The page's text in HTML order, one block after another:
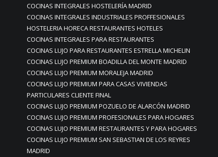
COCINAS INTEGRALES HOSTELERÍA MADRID
COCINAS INTEGRALES INDUSTRIALES PROFFESIONALES
HOSTELERIA HORECA RESTAURANTES HOTELES
COCINAS INTEGRALES PARA RESTAURANTES
COCINAS LUJO PARA RESTAURANTES ESTRELLA MICHELIN
COCINAS LUJO PREMIUM BOADILLA DEL MONTE MADRID
COCINAS LUJO PREMIUM MORALEJA MADRID
COCINAS LUJO PREMIUM PARA CASAS VIVIENDAS
PARTICULARES CLIENTE FINAL
COCINAS LUJO PREMIUM POZUELO DE ALARCÓN MADRID
COCINAS LUJO PREMIUM PROFESIONALES PARA HOGARES
COCINAS LUJO PREMIUM RESTAURANTES Y PARA HOGARES
COCINAS LUJO PREMIUM SAN SEBASTIAN DE LOS REYRES
MADRID